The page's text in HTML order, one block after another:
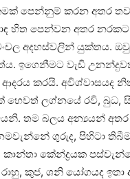
පෙන්නුම් කරන අතර
හිත පෙන්වන අතර
අදහස්‌වලින් යුක්‌තය.
ඉගෙනීමට වැඩි
කරයි. අවිශ්වාසයද
හෙවත් ලග්නයේ රවි, බුධ,
තම බලය අන්‍යයන් අතර
ගුරුද, පිහිටා තිබීම
කාන්තා කේන්ද්‍රයක
කුජ, ශනි යෝගයද